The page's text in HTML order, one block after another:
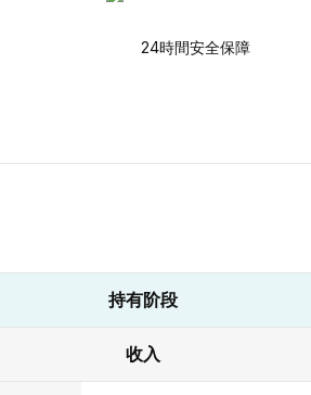
24時間安全保障
持有阶段
收入